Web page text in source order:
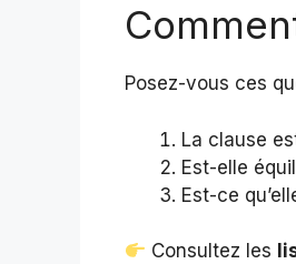
Posez-vous ces
La clause
Est-elle
Est-ce
Consultez les